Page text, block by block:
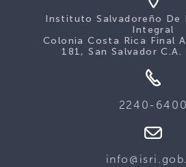
Instituto Salvadoreño De
Integral
Colonia Costa Rica Final
181, San Salvador C.A.
2240-6400